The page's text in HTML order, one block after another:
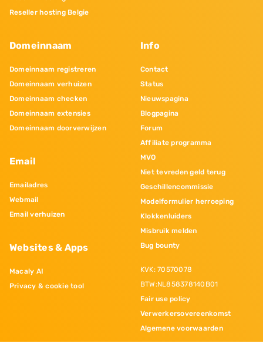
Reseller hosting Belgie
Domeinnaam
Domeinnaam registreren
Domeinnaam verhuizen
Domeinnaam checken
Domeinnaam extensies
Domeinnaam doorverwijzen
Email
Emailadres
Webmail
Email verhuizen
Websites & Apps
Macaly AI
Privacy & cookie tool
Info
Contact
Status
Nieuwspagina
Blogpagina
Forum
Affiliate programma
MVO
Niet tevreden geld terug
Geschillencommissie
Modelformulier herroeping
Klokkenluiders
Misbruik melden
Bug bounty
KVK: 70570078
BTW:NL858378140B01
Fair use policy
Verwerkersovereenkomst
Algemene voorwaarden